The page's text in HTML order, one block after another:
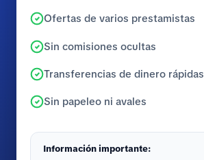
Ofertas de varios prestamistas
Sin comisiones ocultas
Transferencias de dinero rápidas
Sin papeleo ni avales
Información importante: